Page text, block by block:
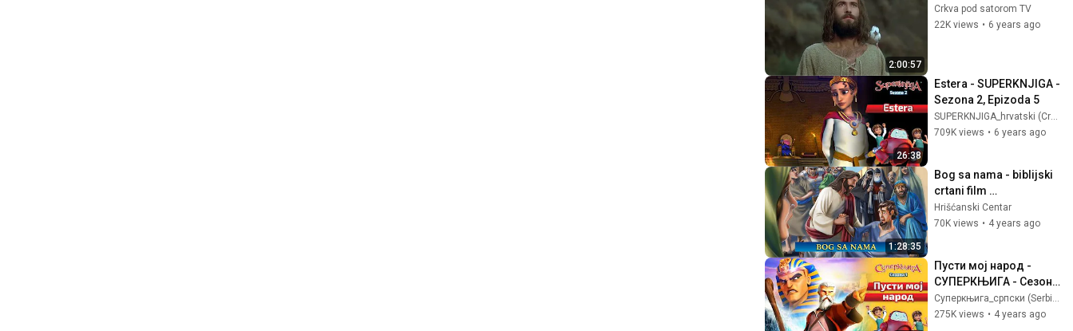
2:00:57
Crkva pod satorom TV
22K views • 6 years ago
26:38
Estera - SUPERKNJIGA -
Sezona 2, Epizoda 5
SUPERKNJIGA_hrvatski (Croatian)
709K views • 6 years ago
1:28:35
Bog sa nama - biblijski
crtani film
(sinhronizovano)
Hrišćanski Centar
70K views • 4 years ago
Пусти мој народ -
СУПЕРКЊИГА - Сезона
1, Епизода 4
Суперкњига_српски (Serbian)
275K views • 4 years ago